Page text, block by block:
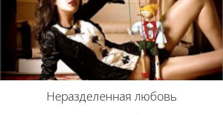
Неразделенная любовь